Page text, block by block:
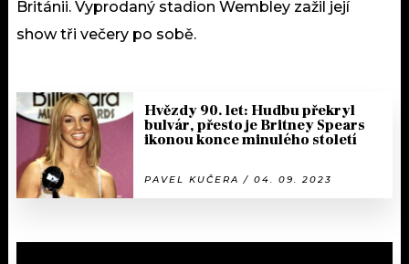
Británii. Vyprodaný stadion Wembley zažil její
show tři večery po sobě.
Hvězdy 90. let: Hudbu překryl
bulvár, přesto je Britney Spears
ikonou konce minulého století
PAVEL KUČERA / 04. 09. 2023